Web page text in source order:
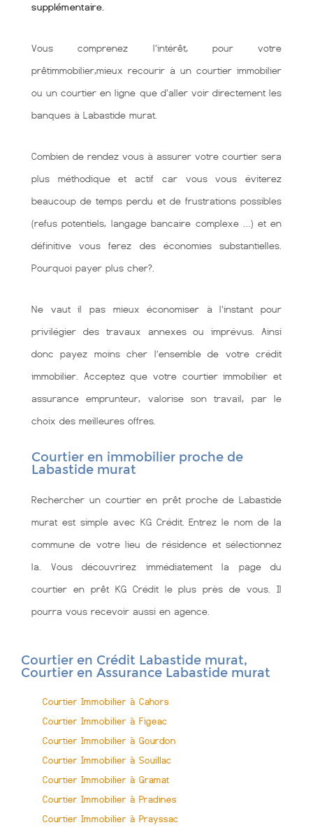
supplémentaire.
Vous comprenez l'intérêt, pour votre
prêtimmobilier,mieux recourir à un courtier immobilier
ou un courtier en ligne que d'aller voir directement les
banques à Labastide murat.
Combien de rendez vous à assurer votre courtier sera
plus méthodique et actif car vous vous éviterez
beaucoup de temps perdu et de frustrations possibles
(refus potentiels, langage bancaire complexe …) et en
définitive vous ferez des économies substantielles.
Pourquoi payer plus cher?.
Ne vaut il pas mieux économiser à l'instant pour
privilégier des travaux annexes ou imprévus. Ainsi
donc payez moins cher l’ensemble de votre crédit
immobilier. Acceptez que votre courtier immobilier et
assurance emprunteur, valorise son travail, par le
choix des meilleures offres.
Courtier en immobilier proche de
Labastide murat
Rechercher un courtier en prêt proche de Labastide
murat est simple avec KG Crédit. Entrez le nom de la
commune de votre lieu de résidence et sélectionnez
la. Vous découvrirez immédiatement la page du
courtier en prêt KG Crédit le plus près de vous. Il
pourra vous recevoir aussi en agence.
Courtier en Crédit Labastide murat,
Courtier en Assurance Labastide murat
Courtier Immobilier à Cahors
Courtier Immobilier à Figeac
Courtier Immobilier à Gourdon
Courtier Immobilier à Souillac
Courtier Immobilier à Gramat
Courtier Immobilier à Pradines
Courtier Immobilier à Prayssac